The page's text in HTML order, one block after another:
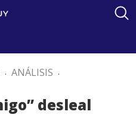
. ANÁLISIS .
desleal